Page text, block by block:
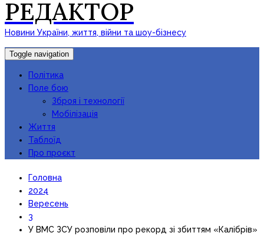
РЕДАКТОР
Новини України, життя, війни та шоу-бізнесу
Toggle navigation
Політика
Поле бою
Зброя і технології
Мобілізація
Життя
Таблоїд
Про проєкт
Головна
2024
Вересень
3
У ВМС ЗСУ розповіли про рекорд зі збиттям «Калібрів»